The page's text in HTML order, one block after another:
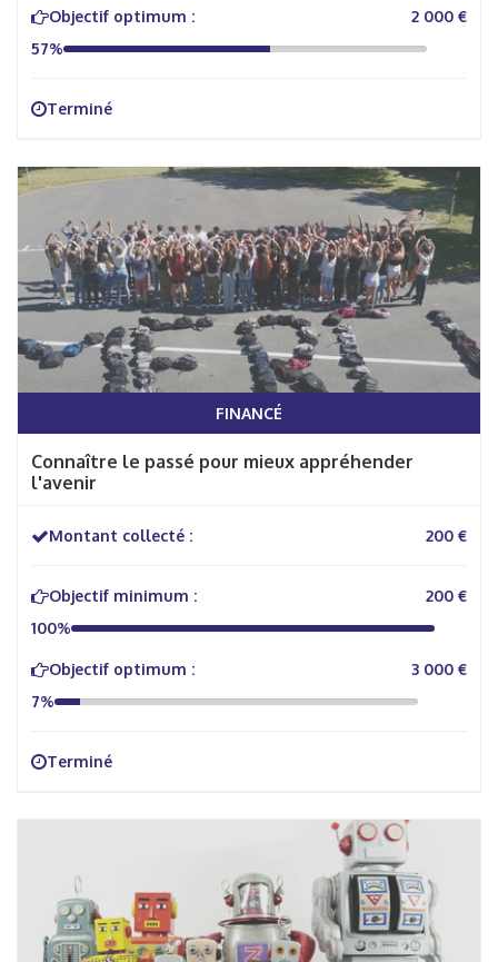
Objectif optimum :
2 000 €
57%
Terminé
FINANCÉ
Connaître le passé pour mieux appréhender
l'avenir
Montant collecté : 200 €
Objectif minimum :
200 €
100%
Objectif optimum :
3 000 €
7%
Terminé